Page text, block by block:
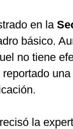
en la
básico.
no tiene
la